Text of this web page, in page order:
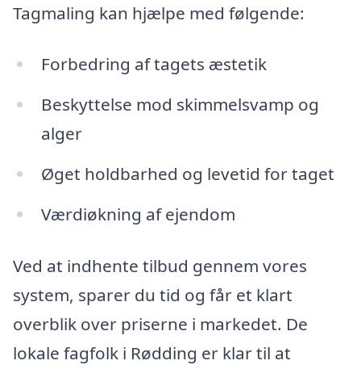
Tagmaling kan hjælpe med følgende:
Forbedring af tagets æstetik
Beskyttelse mod skimmelsvamp og
alger
Øget holdbarhed og levetid for taget
Værdiøkning af ejendom
Ved at indhente tilbud gennem vores
system, sparer du tid og får et klart
overblik over priserne i markedet. De
lokale fagfolk i Rødding er klar til at